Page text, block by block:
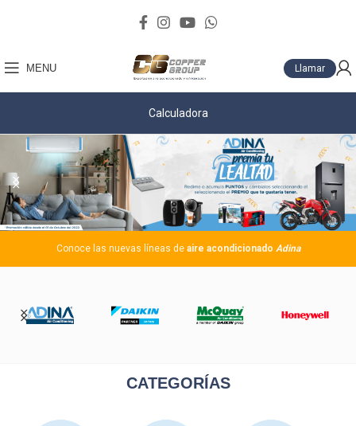
MENU Llamar
Calculadora
Conoce las nuevas líneas deaire acondicionado Adina
CATEGORÍAS